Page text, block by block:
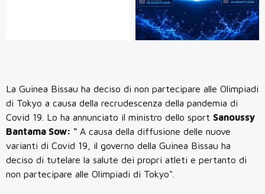
La Guinea Bissau ha deciso di non partecipare alle Olimpiadi
di Tokyo a causa della recrudescenza della pandemia di
Covid 19. Lo ha annunciato il ministro dello sport Sanoussy
Bantama Sow: " A causa della diffusione delle nuove
varianti di Covid 19, il governo della Guinea Bissau ha
deciso di tutelare la salute dei propri atleti e pertanto di
non partecipare alle Olimpiadi di Tokyo".